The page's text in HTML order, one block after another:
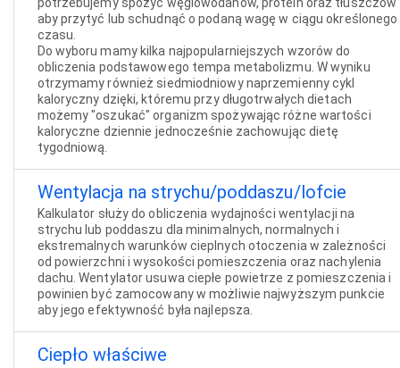
aby przytyć lub schudnąć o podaną wagę w ciągu określonego
czasu.
Do wyboru mamy kilka najpopularniejszych wzorów do
obliczenia podstawowego tempa metabolizmu. W wyniku
otrzymamy również siedmiodniowy naprzemienny cykl
kaloryczny dzięki, któremu przy długotrwałych dietach
możemy "oszukać" organizm spożywając różne wartości
kaloryczne dziennie jednocześnie zachowując dietę
tygodniową.
Wentylacja na strychu/poddaszu/lofcie
Kalkulator służy do obliczenia wydajności wentylacji na
strychu lub poddaszu dla minimalnych, normalnych i
ekstremalnych warunków cieplnych otoczenia w zależności
od powierzchni i wysokości pomieszczenia oraz nachylenia
dachu. Wentylator usuwa ciepłe powietrze z pomieszczenia i
powinien być zamocowany w możliwie najwyższym punkcie
aby jego efektywność była najlepsza.
Ciepło właściwe